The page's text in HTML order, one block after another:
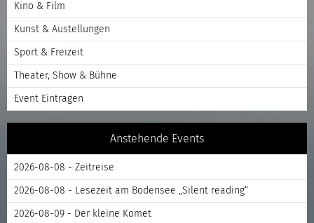
Kino & Film
Kunst & Austellungen
Sport & Freizeit
Theater, Show & Bühne
Event Eintragen
Anstehende Events
2026-08-08 - Zeitreise
2026-08-08 - Lesezeit am Bodensee „Silent reading“
2026-08-09 - Der kleine Komet